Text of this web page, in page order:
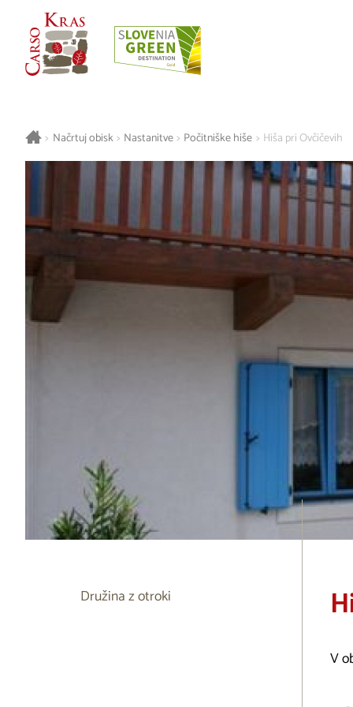
> Načrtuj obisk > Nastanitve > Počitniške hiše > Hiša pri Ovčičevih
V
Družina z otroki